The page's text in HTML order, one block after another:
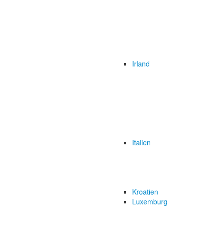
Irland
Italien
Kroatien
Luxemburg